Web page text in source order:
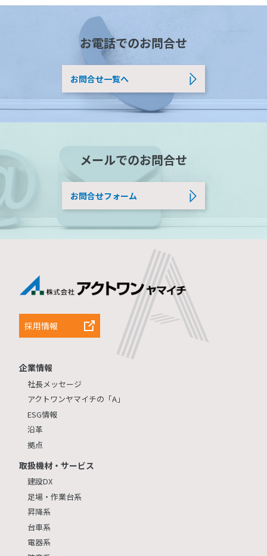
お電話でのお問合せ
お問合せ一覧へ
メールでのお問合せ
お問合せフォーム
採用情報
企業情報
社長メッセージ
アクトワンヤマイチの「A」
ESG情報
沿革
拠点
取扱機材・サービス
建設DX
足場・作業台系
昇降系
台車系
電器系